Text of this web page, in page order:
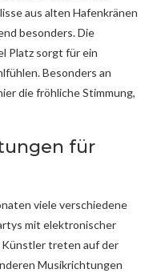
aus alten Hafenkränen
besonders. Die
Platz sorgt für ein
Besonders an
die fröhliche Stimmung,
für
viele verschiedene
mit elektronischer
Künstler treten auf der
Musikrichtungen